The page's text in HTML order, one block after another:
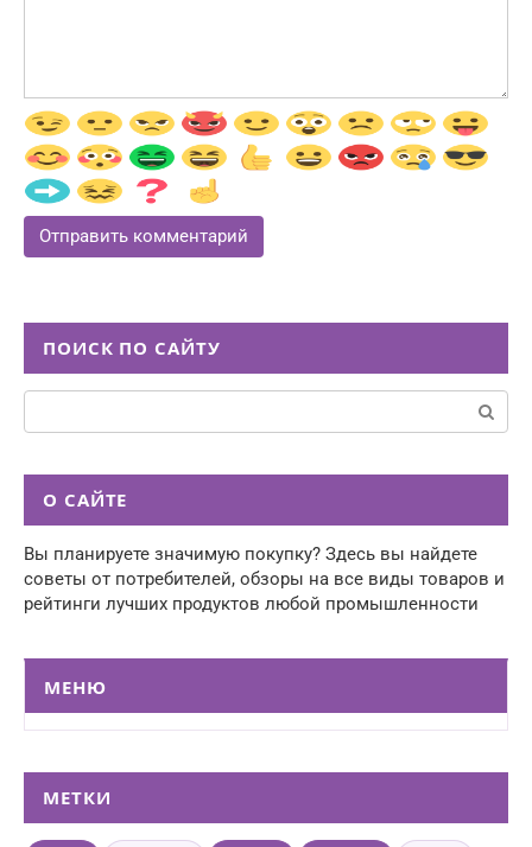
ПОИСК ПО САЙТУ
О САЙТЕ
Вы планируете значимую покупку? Здесь вы найдете
советы от потребителей, обзоры на все виды товаров и
рейтинги лучших продуктов любой промышленности
МЕНЮ
МЕТКИ